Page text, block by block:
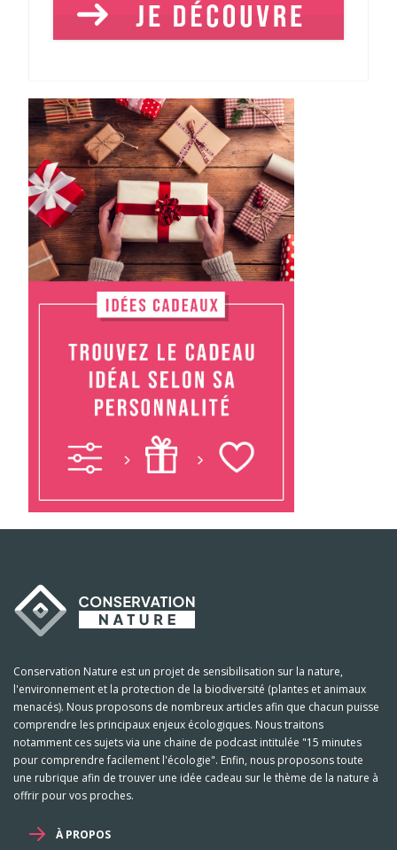
Conservation Nature est un projet de sensibilisation sur la nature,
l'environnement et la protection de la biodiversité (plantes et animaux
menacés). Nous proposons de nombreux articles afin que chacun puisse
comprendre les principaux enjeux écologiques. Nous traitons
notamment ces sujets via une chaine de podcast intitulée "15 minutes
pour comprendre facilement l'écologie". Enfin, nous proposons toute
une rubrique afin de trouver une idée cadeau sur le thème de la nature à
offrir pour vos proches.
À PROPOS